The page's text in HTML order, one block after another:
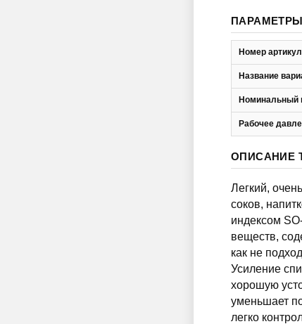
Номер
Название
Номинальный
Рабочее
ОПИСАНИЕ
Легкий,
соков,
индексом
веществ,
как не
Усиление
хорошую
уменьшает
легко